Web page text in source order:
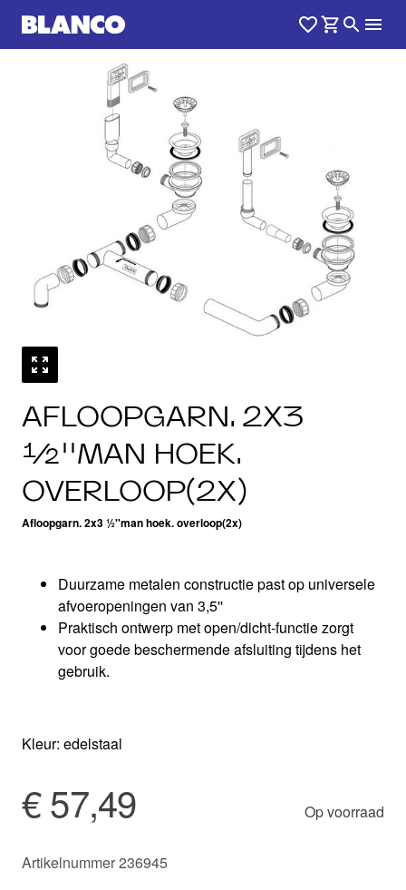
AFLOOPGARN. 2X3
½''MAN HOEK.
OVERLOOP(2X)
Afloopgarn. 2x3 ½''man hoek. overloop(2x)
Duurzame metalen constructie past op universele
afvoeropeningen van 3,5''
Praktisch ontwerp met open/dicht-functie zorgt
voor goede beschermende afsluiting tijdens het
gebruik.
Kleur: edelstaal
€ 57,49 Op voorraad
Artikelnummer 236945